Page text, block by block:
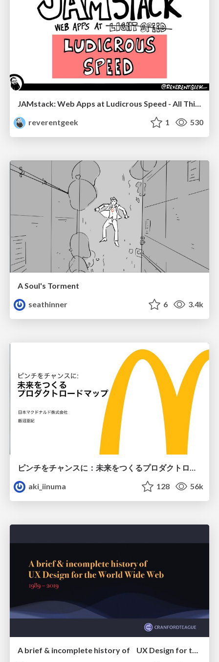
reverentgeek
1 530
A Soul's Torment
seathinner
6 3.4k
ピンチをチャンスに：未来をつくるプロダクトロードマップ #pmconf2020
aki_iinuma
128 56k
A brief & incomplete history of UX Design for the World Wide Web: 1989–2019